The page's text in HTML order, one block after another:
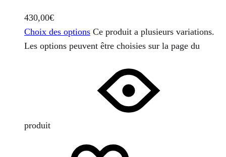
430,00€
Choix des options Ce produit a plusieurs variations.
Les options peuvent être choisies sur la page du
produit